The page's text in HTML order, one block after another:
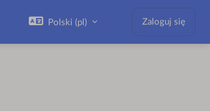
Polski ‎(pl)‎ Zaloguj się